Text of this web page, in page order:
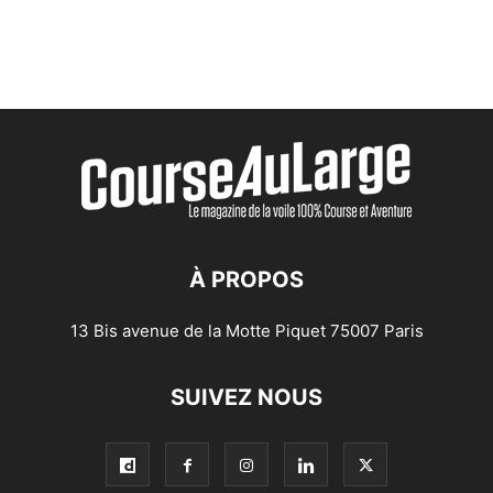
À PROPOS
13 Bis avenue de la Motte Piquet 75007 Paris
SUIVEZ NOUS